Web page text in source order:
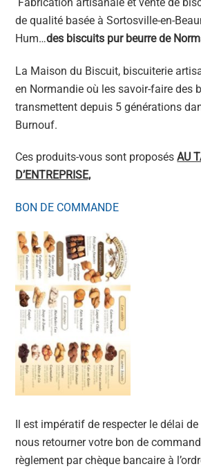
de qualité basée à Sortosville-en-
Hum…des biscuits pur beurre de
La Maison du Biscuit, biscuiterie
en Normandie où les savoir-faire des
transmettent depuis 5 générations
Burnouf.
Ces produits-vous sont proposésAU
D’ENTREPRISE,
BON DE COMMANDE
Il est impératif de respecter le délai
nous retourner votre bon de
règlement par chèque bancaire à